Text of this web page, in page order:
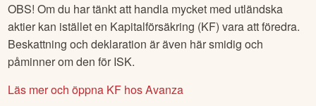
OBS! Om du har tänkt att handla mycket med utländska
aktier kan istället en Kapitalförsäkring (KF) vara att föredra.
Beskattning och deklaration är även här smidig och
påminner om den för ISK.
Läs mer och öppna KF hos Avanza